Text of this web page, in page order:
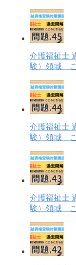
介護福祉士
験）領域
介護福祉士
験）領域
介護福祉士
験）領域